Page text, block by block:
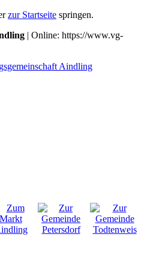
zur Startseite springen.
| Online: https://www.vg-